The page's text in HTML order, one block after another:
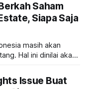
Saham
Siapa Saja
masih akan
Hal ini dinilai akan
Issue Buat